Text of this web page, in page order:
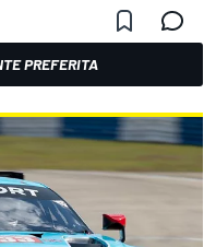
PREFERITA